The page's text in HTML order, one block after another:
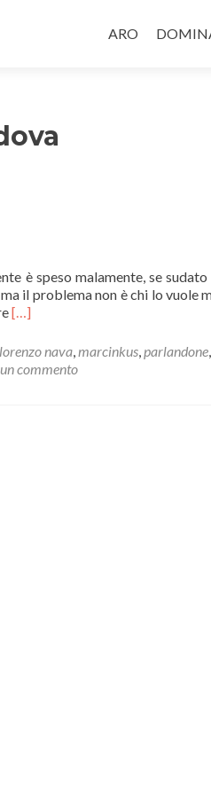
ARO
è speso malamente, se
il problema non è chi lo vuole
Leggi
piùSono
solo
[…]
lorenzo nava,marcinkus,parlandone,
commento